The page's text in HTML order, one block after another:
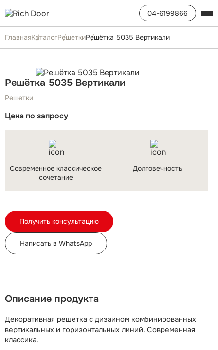
04-6199866
ГлавнаяКаталогРешеткиРешётка 5035 Вертикали
Решётка 5035 Вертикали
Решетки
Цена по запросу
Современное классическое
сочетание
Долговечность
Получить консультацию
Написать в WhatsApp
Описание продукта
Декоративная решётка с дизайном комбинированных
вертикальных и горизонтальных линий. Современная
классика.